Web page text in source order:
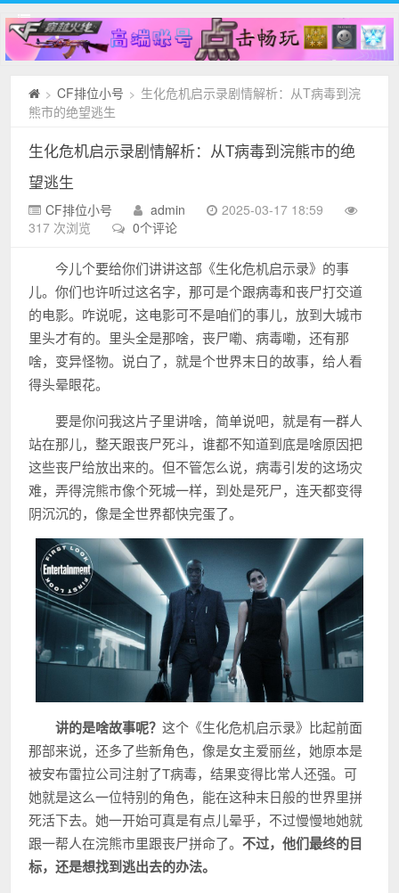
> CF排位小号 > 生化危机启示录剧情解析：从T病毒到浣
熊市的绝望逃生
生化危机启示录剧情解析：从T病毒到浣熊市的绝
望逃生
CF排位小号 admin
2025-03-17 18:59
317 次浏览
0个评论
今儿个要给你们讲讲这部《生化危机启示录》的事
儿。你们也许听过这名字，那可是个跟病毒和丧尸打交道
的电影。咋说呢，这电影可不是咱们的事儿，放到大城市
里头才有的。里头全是那啥，丧尸嘞、病毒嘞，还有那
啥，变异怪物。说白了，就是个世界末日的故事，给人看
得头晕眼花。
要是你问我这片子里讲啥，简单说吧，就是有一群人
站在那儿，整天跟丧尸死斗，谁都不知道到底是啥原因把
这些丧尸给放出来的。但不管怎么说，病毒引发的这场灾
难，弄得浣熊市像个死城一样，到处是死尸，连天都变得
阴沉沉的，像是全世界都快完蛋了。
讲的是啥故事呢？这个《生化危机启示录》比起前面
那部来说，还多了些新角色，像是女主爱丽丝，她原本是
被安布雷拉公司注射了T病毒，结果变得比常人还强。可
她就是这么一位特别的角色，能在这种末日般的世界里拼
死活下去。她一开始可真是有点儿晕乎，不过慢慢地她就
跟一帮人在浣熊市里跟丧尸拼命了。不过，他们最终的目
标，还是想找到逃出去的办法。